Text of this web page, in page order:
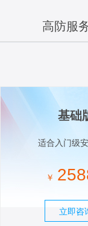
高防服
基础
适合入门级
￥
立即咨